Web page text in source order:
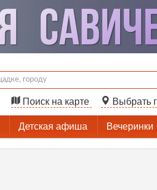
Поиск на карте Выбрать
Детская афиша Вечеринки